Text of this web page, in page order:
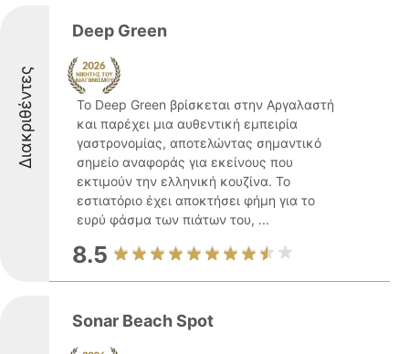
Διακριθέντες
Deep Green
Το Deep Green βρίσκεται στην Αργαλαστή
και παρέχει μια αυθεντική εμπειρία
γαστρονομίας, αποτελώντας σημαντικό
σημείο αναφοράς για εκείνους που
εκτιμούν την ελληνική κουζίνα. Το
εστιατόριο έχει αποκτήσει φήμη για το
ευρύ φάσμα των πιάτων του, ...
8.5
Sonar Beach Spot